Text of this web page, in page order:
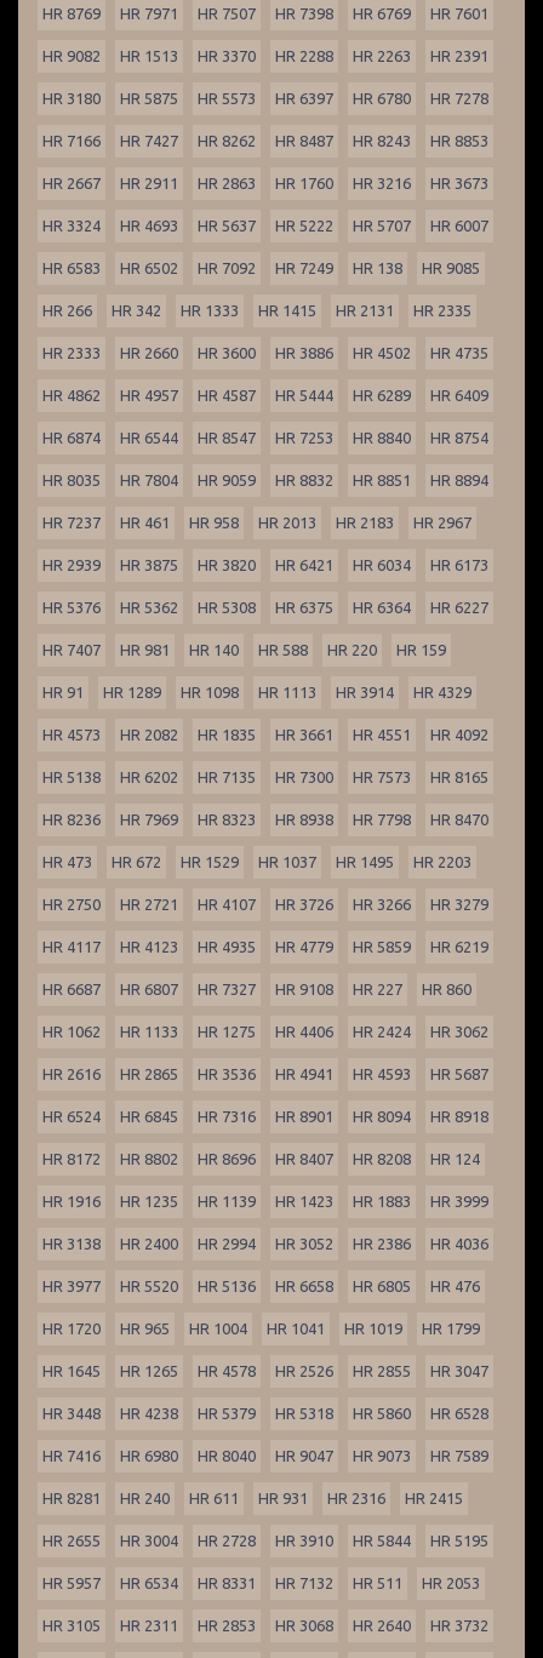
HR 8769 HR 7971 HR 7507 HR 7398 HR 6769 HR 7601
HR 9082 HR 1513 HR 3370 HR 2288 HR 2263 HR 2391
HR 3180 HR 5875 HR 5573 HR 6397 HR 6780 HR 7278
HR 7166 HR 7427 HR 8262 HR 8487 HR 8243 HR 8853
HR 2667 HR 2911 HR 2863 HR 1760 HR 3216 HR 3673
HR 3324 HR 4693 HR 5637 HR 5222 HR 5707 HR 6007
HR 6583 HR 6502 HR 7092 HR 7249 HR 138 HR 9085
HR 266 HR 342 HR 1333 HR 1415 HR 2131 HR 2335
HR 2333 HR 2660 HR 3600 HR 3886 HR 4502 HR 4735
HR 4862 HR 4957 HR 4587 HR 5444 HR 6289 HR 6409
HR 6874 HR 6544 HR 8547 HR 7253 HR 8840 HR 8754
HR 8035 HR 7804 HR 9059 HR 8832 HR 8851 HR 8894
HR 7237 HR 461 HR 958 HR 2013 HR 2183 HR 2967
HR 2939 HR 3875 HR 3820 HR 6421 HR 6034 HR 6173
HR 5376 HR 5362 HR 5308 HR 6375 HR 6364 HR 6227
HR 7407 HR 981 HR 140 HR 588 HR 220 HR 159
HR 91 HR 1289 HR 1098 HR 1113 HR 3914 HR 4329
HR 4573 HR 2082 HR 1835 HR 3661 HR 4551 HR 4092
HR 5138 HR 6202 HR 7135 HR 7300 HR 7573 HR 8165
HR 8236 HR 7969 HR 8323 HR 8938 HR 7798 HR 8470
HR 473 HR 672 HR 1529 HR 1037 HR 1495 HR 2203
HR 2750 HR 2721 HR 4107 HR 3726 HR 3266 HR 3279
HR 4117 HR 4123 HR 4935 HR 4779 HR 5859 HR 6219
HR 6687 HR 6807 HR 7327 HR 9108 HR 227 HR 860
HR 1062 HR 1133 HR 1275 HR 4406 HR 2424 HR 3062
HR 2616 HR 2865 HR 3536 HR 4941 HR 4593 HR 5687
HR 6524 HR 6845 HR 7316 HR 8901 HR 8094 HR 8918
HR 8172 HR 8802 HR 8696 HR 8407 HR 8208 HR 124
HR 1916 HR 1235 HR 1139 HR 1423 HR 1883 HR 3999
HR 3138 HR 2400 HR 2994 HR 3052 HR 2386 HR 4036
HR 3977 HR 5520 HR 5136 HR 6658 HR 6805 HR 476
HR 1720 HR 965 HR 1004 HR 1041 HR 1019 HR 1799
HR 1645 HR 1265 HR 4578 HR 2526 HR 2855 HR 3047
HR 3448 HR 4238 HR 5379 HR 5318 HR 5860 HR 6528
HR 7416 HR 6980 HR 8040 HR 9047 HR 9073 HR 7589
HR 8281 HR 240 HR 611 HR 931 HR 2316 HR 2415
HR 2655 HR 3004 HR 2728 HR 3910 HR 5844 HR 5195
HR 5957 HR 6534 HR 8331 HR 7132 HR 511 HR 2053
HR 3105 HR 2311 HR 2853 HR 3068 HR 2640 HR 3732